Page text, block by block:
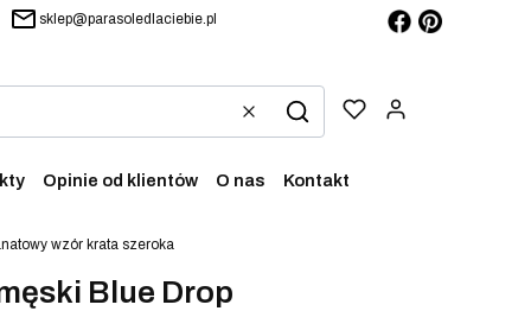
sklep@parasoledlaciebie.pl
WyczyśćSzukaj
Opinie od klientów O nas Kontakt
wzór krata szeroka
Blue Drop